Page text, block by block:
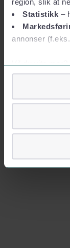
region, slik at
Statistikk –
annonser
Vil du vite mer?
Om
Googles
Vi tar ditt
identifiserer